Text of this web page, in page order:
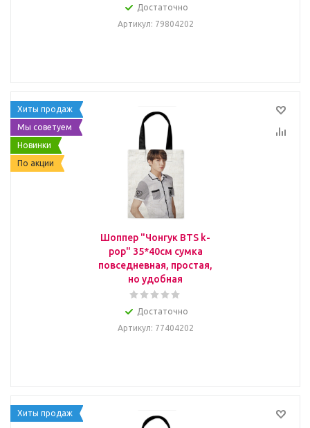
Достаточно
Артикул: 79804202
Хиты продаж
Мы советуем
Новинки
По акции
Шоппер "Чонгук BTS k-
pop" 35*40см сумка
повседневная, простая,
но удобная
Достаточно
Артикул: 77404202
Хиты продаж